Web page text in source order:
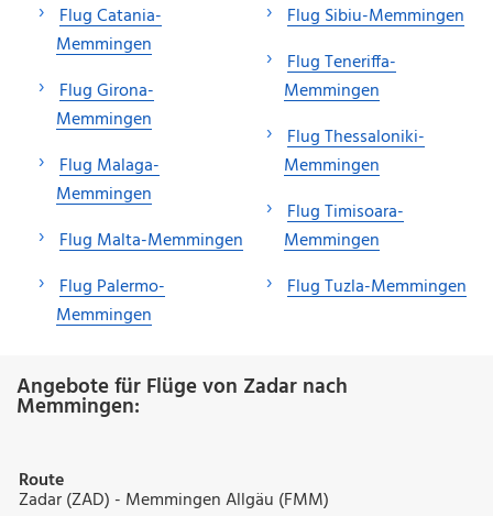
Flug Catania-
Memmingen
Flug Girona-
Memmingen
Flug Malaga-
Memmingen
Flug Malta-Memmingen
Flug Palermo-
Memmingen
Flug Sibiu-Memmingen
Flug Teneriffa-
Memmingen
Flug Thessaloniki-
Memmingen
Flug Timisoara-
Memmingen
Flug Tuzla-Memmingen
Angebote für Flüge von Zadar nach
Memmingen:
Route
Zadar (ZAD) - Memmingen Allgäu (FMM)